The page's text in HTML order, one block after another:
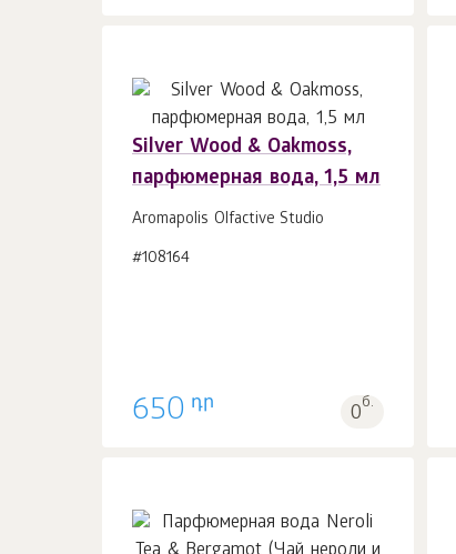
Silver Wood & Oakmoss,
парфюмерная вода, 1,5 мл
Aromapolis Olfactive Studio
#108164
650 դր 0б.